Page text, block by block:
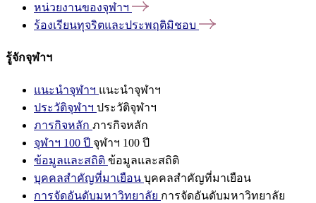
หน่วยงานของจุฬาฯ
ร้องเรียนทุจริตและประพฤติมิชอบ
รู้จักจุฬาฯ
แนะนำจุฬาฯ แนะนำจุฬาฯ
ประวัติจุฬาฯ ประวัติจุฬาฯ
ภารกิจหลัก ภารกิจหลัก
จุฬาฯ 100 ปี จุฬาฯ 100 ปี
ข้อมูลและสถิติ ข้อมูลและสถิติ
บุคคลสำคัญที่มาเยือน บุคคลสำคัญที่มาเยือน
การจัดอันดับมหาวิทยาลัย การจัดอันดับมหาวิทยาลัย